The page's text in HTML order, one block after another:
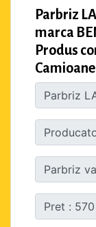
Parbriz
marca
Produs